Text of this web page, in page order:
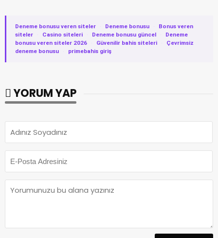
Deneme bonusu veren siteler · Deneme bonusu ·
Bonus veren
siteler
· Casino siteleri · Deneme bonusu güncel ·
Deneme
bonusu veren siteler 2026
· Güvenilir bahis siteleri ·
Çevrimsiz
deneme bonusu
· primebahis giriş
YORUM YAP